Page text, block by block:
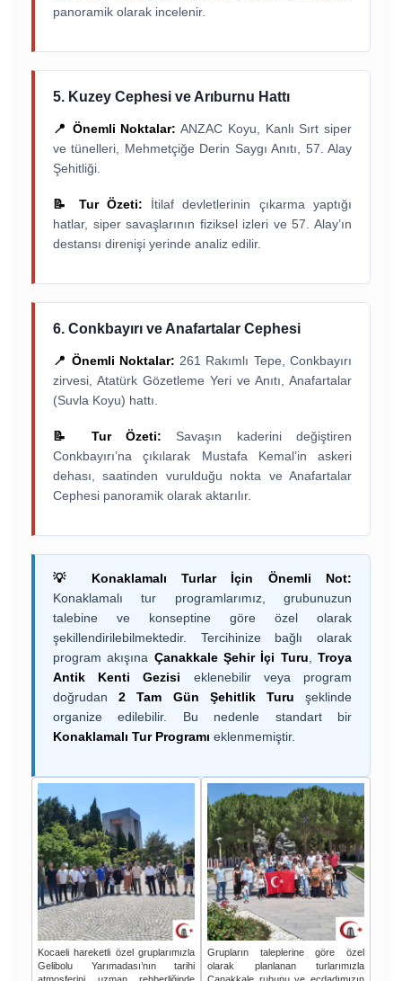
panoramik olarak incelenir.
5. Kuzey Cephesi ve Arıburnu Hattı
📍 Önemli Noktalar: ANZAC Koyu, Kanlı Sırt siper
ve tünelleri, Mehmetçiğe Derin Saygı Anıtı, 57. Alay
Şehitliği.
📝 Tur Özeti: İtilaf devletlerinin çıkarma yaptığı
hatlar, siper savaşlarının fiziksel izleri ve 57. Alay’ın
destansı direnişi yerinde analiz edilir.
6. Conkbayırı ve Anafartalar Cephesi
📍 Önemli Noktalar: 261 Rakımlı Tepe, Conkbayırı
zirvesi, Atatürk Gözetleme Yeri ve Anıtı, Anafartalar
(Suvla Koyu) hattı.
📝 Tur Özeti: Savaşın kaderini değiştiren
Conkbayırı’na çıkılarak Mustafa Kemal’in askeri
dehası, saatinden vurulduğu nokta ve Anafartalar
Cephesi panoramik olarak aktarılır.
💡 Konaklamalı Turlar İçin Önemli Not:
Konaklamalı tur programlarımız, grubunuzun
talebine ve konseptine göre özel olarak
şekillendirilebilmektedir. Tercihinize bağlı olarak
program akışına Çanakkale Şehir İçi Turu ,Troya
Antik Kenti Gezisi eklenebilir veya program
doğrudan2 Tam Gün Şehitlik Turu şeklinde
organize edilebilir. Bu nedenle standart bir
Konaklamalı Tur Programı eklenmemiştir.
Kocaeli hareketli özel gruplarımızla
Gelibolu Yarımadası’nın tarihi
Grupların taleplerine göre özel
olarak planlanan turlarımızla